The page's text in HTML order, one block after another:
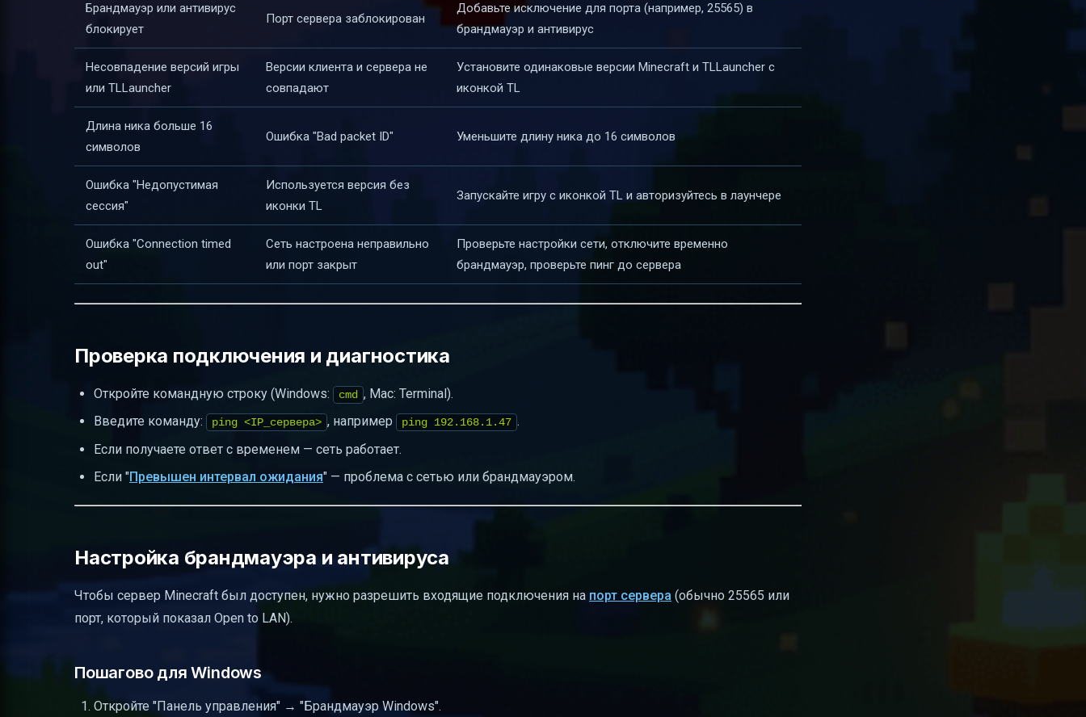
Брандмауэр или антивирус
блокирует
Порт сервера заблокирован
Добавьте исключение для порта (например, 25565) в
брандмауэр и антивирус
Несовпадение версий игры
или TLLauncher
Версии клиента и сервера не
совпадают
Установите одинаковые версии Minecraft и TLLauncher с
иконкой TL
Длина ника больше 16
символов
Ошибка "Bad packet ID" Уменьшите длину ника до 16 символов
Ошибка "Недопустимая
сессия"
Используется версия без
иконки TL
Запускайте игру с иконкой TL и авторизуйтесь в лаунчере
Ошибка "Connection timed
out"
Сеть настроена неправильно
или порт закрыт
Проверьте настройки сети, отключите временно
брандмауэр, проверьте пинг до сервера
Проверка подключения и диагностика
Откройте командную строку (Windows: cmd , Mac: Terminal).
Введите команду:
ping <IP_сервера> , например ping 192.168.1.47 .
Если получаете ответ с временем — сеть работает.
Если "Превышен интервал ожидания" — проблема с сетью или брандмауэром.
Настройка брандмауэра и антивируса
Чтобы сервер Minecraft был доступен, нужно разрешить входящие подключения на порт сервера (обычно 25565 или
порт, который показал Open to LAN).
Пошагово для Windows
Откройте "Панель управления" → "Брандмауэр Windows".